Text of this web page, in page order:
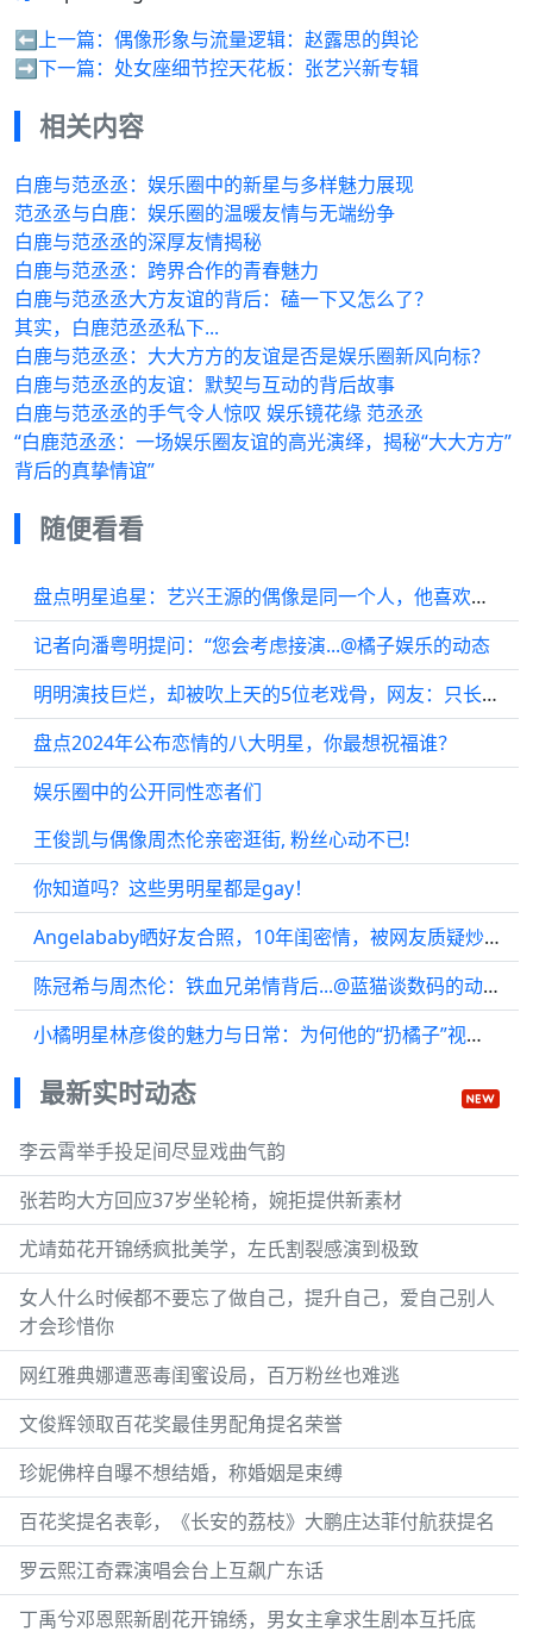
⬅️上一篇： 偶像形象与流量逻辑：赵露思的舆论
➡️下一篇： 处女座细节控天花板：张艺兴新专辑
相关内容
白鹿与范丞丞：娱乐圈中的新星与多样魅力展现
范丞丞与白鹿：娱乐圈的温暖友情与无端纷争
白鹿与范丞丞的深厚友情揭秘
白鹿与范丞丞：跨界合作的青春魅力
白鹿与范丞丞大方友谊的背后：磕一下又怎么了？
其实，白鹿范丞丞私下...
白鹿与范丞丞：大大方方的友谊是否是娱乐圈新风向标？
白鹿与范丞丞的友谊：默契与互动的背后故事
白鹿与范丞丞的手气令人惊叹 娱乐镜花缘 范丞丞
“白鹿范丞丞：一场娱乐圈友谊的高光演绎，揭秘“大大方方”
背后的真挚情谊”
随便看看
盘点明星追星：艺兴王源的偶像是同一个人，他喜欢周杰伦
记者向潘粤明提问：“您会考虑接演...@橘子娱乐的动态
明明演技巨烂，却被吹上天的5位老戏骨，网友：只长年纪不长演技
盘点2024年公布恋情的八大明星，你最想祝福谁？
娱乐圈中的公开同性恋者们
王俊凯与偶像周杰伦亲密逛街, 粉丝心动不已!
你知道吗？这些男明星都是gay！
Angelababy晒好友合照，10年闺密情，被网友质疑炒作
陈冠希与周杰伦：铁血兄弟情背后...@蓝猫谈数码的动态
小橘明星林彦俊的魅力与日常：为何他的“扔橘子”视频引发热议？
最新实时动态
李云霄举手投足间尽显戏曲气韵
张若昀大方回应37岁坐轮椅，婉拒提供新素材
尤靖茹花开锦绣疯批美学，左氏割裂感演到极致
女人什么时候都不要忘了做自己，提升自己，爱自己别人
才会珍惜你
网红雅典娜遭恶毒闺蜜设局，百万粉丝也难逃
文俊辉领取百花奖最佳男配角提名荣誉
珍妮佛梓自曝不想结婚，称婚姻是束缚
百花奖提名表彰，《长安的荔枝》大鹏庄达菲付航获提名
罗云熙江奇霖演唱会台上互飙广东话
丁禹兮邓恩熙新剧花开锦绣，男女主拿求生剧本互托底